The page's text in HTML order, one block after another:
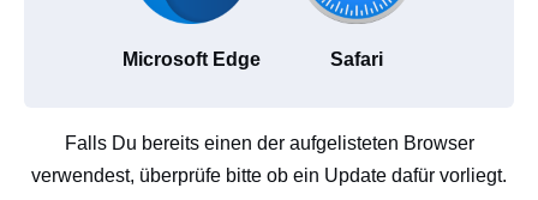
Microsoft Edge Safari
Falls Du bereits einen der aufgelisteten Browser
verwendest, überprüfe bitte ob ein Update dafür vorliegt.